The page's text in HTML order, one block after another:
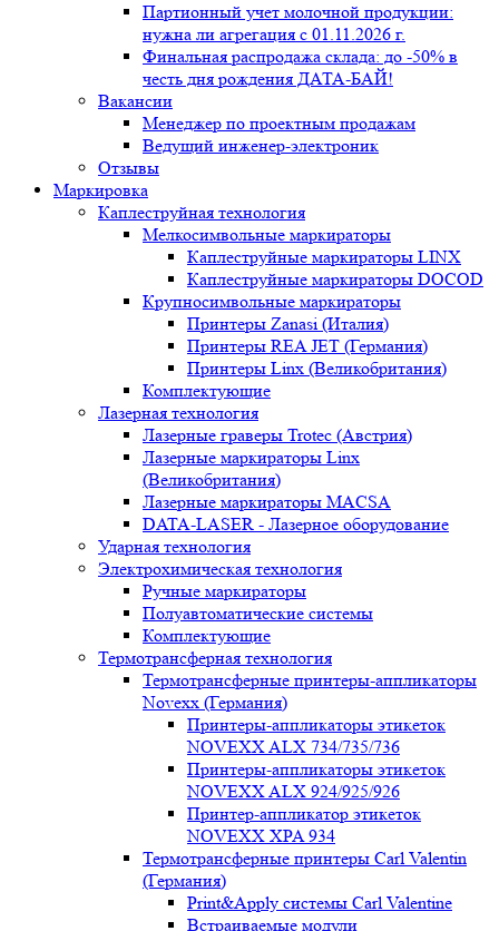
Партионный учет молочной продукции:
нужна ли агрегация с 01.11.2026 г.
Финальная распродажа склада: до -50% в
честь дня рождения ДАТА-БАЙ!
Вакансии
Менеджер по проектным продажам
Ведущий инженер-электроник
Отзывы
Маркировка
Каплеструйная технология
Мелкосимвольные маркираторы
Каплеструйные маркираторы LINX
Каплеструйные маркираторы DOCOD
Крупносимвольные маркираторы
Принтеры Zanasi (Италия)
Принтеры REA JET (Германия)
Принтеры Linx (Великобритания)
Комплектующие
Лазерная технология
Лазерные граверы Trotec (Австрия)
Лазерные маркираторы Linx
(Великобритания)
Лазерные маркираторы MACSA
DATA-LASER - Лазерное оборудование
Ударная технология
Электрохимическая технология
Ручные маркираторы
Полуавтоматические системы
Комплектующие
Термотрансферная технология
Термотрансферные принтеры-аппликаторы
Novexx (Германия)
Принтеры-аппликаторы этикеток
NOVEXX ALX 734/735/736
Принтеры-аппликаторы этикеток
NOVEXX ALX 924/925/926
Принтер-аппликатор этикеток
NOVEXX XPA 934
Термотрансферные принтеры Carl Valentin
(Германия)
Print&Apply системы Carl Valentine
Встраиваемые модули